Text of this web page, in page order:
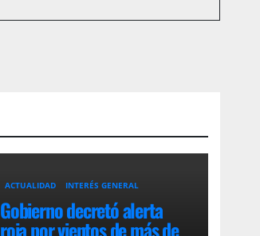
ACTUALIDAD INTERÉS GENERAL
Gobierno decretó alerta
roja por vientos de más de